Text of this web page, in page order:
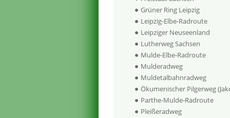
Grüner Ring Leipzig
Leipzig-Elbe-Radroute
Leipziger Neuseenland
Lutherweg Sachsen
Mulde-Elbe-Radroute
Mulderadweg
Muldetalbahnradweg
Ökumenischer Pilgerweg
Parthe-Mulde-Radroute
Pleißeradweg